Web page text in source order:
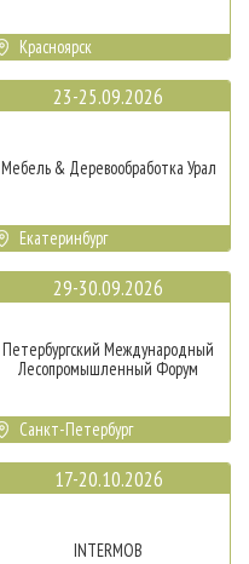
Красноярск
23-25.09.2026
Мебель & Деревообработка Урал
Екатеринбург
29-30.09.2026
Петербургский Международный
Лесопромышленный Форум
Санкт-Петербург
17-20.10.2026
INTERMOB